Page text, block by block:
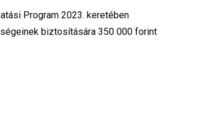
Program 2023. keretében
biztosítására 350 000 forint